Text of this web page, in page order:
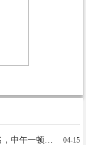
04-15